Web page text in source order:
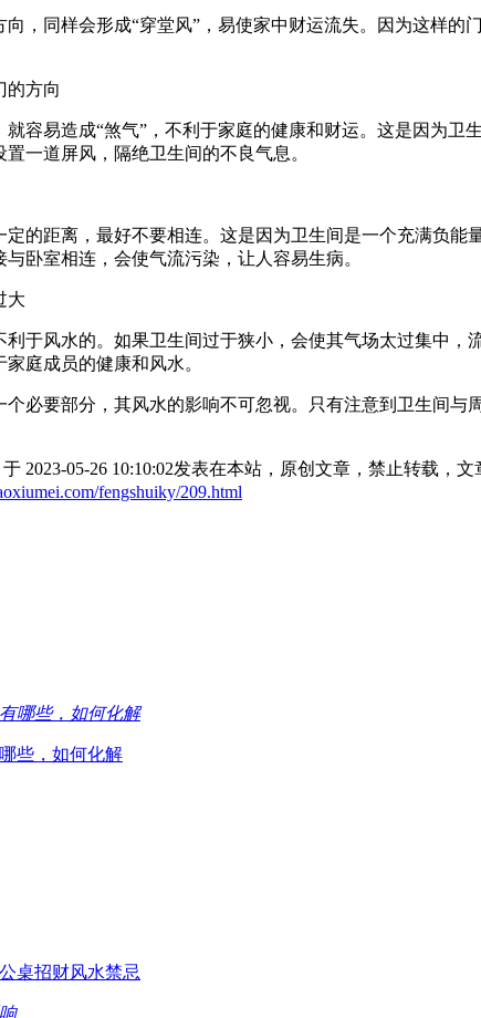
，同样会形成“穿堂风”，易使家中财运流失。因为这样
的方向
容易造成“煞气”，不利于家庭的健康和财运。这是因为
一道屏风，隔绝卫生间的不良气息。
的距离，最好不要相连。这是因为卫生间是一个充满负
卧室相连，会使气流污染，让人容易生病。
大
于风水的。如果卫生间过于狭小，会使其气场太过集中
庭成员的健康和风水。
必要部分，其风水的影响不可忽视。只有注意到卫生间
2023-05-26 10:10:02发表在本站，原创文章，禁止转载，
fengshuiky/209.html
些，如何化解
桌招财风水禁忌